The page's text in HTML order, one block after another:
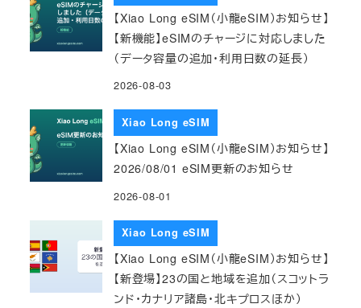
【Xiao Long eSIM（小龍eSIM）お知らせ】
【新機能】eSIMのチャージに対応しました
（データ容量の追加・利用日数の延長）
2026-08-03
Xiao Long eSIM
【Xiao Long eSIM（小龍eSIM）お知らせ】
2026/08/01 eSIM更新のお知らせ
2026-08-01
Xiao Long eSIM
【Xiao Long eSIM（小龍eSIM）お知らせ】
【新登場】23の国と地域を追加（スコットラ
ンド・カナリア諸島・北キプロスほか）